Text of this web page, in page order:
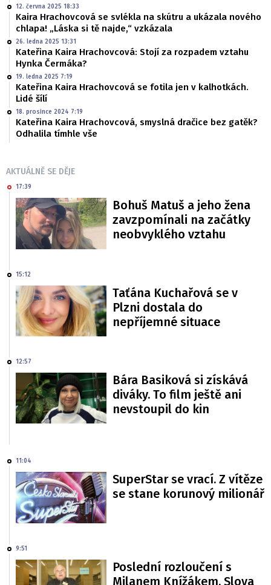
12. června 2025 18:33
Kaira Hrachovcová se svlékla na skútru a ukázala nového
chlapa! „Láska si tě najde,“ vzkázala
26. ledna 2025 13:31
Kateřina Kaira Hrachovcová: Stojí za rozpadem vztahu
Hynka Čermáka?
19. ledna 2025 7:19
Kateřina Kaira Hrachovcová se fotila jen v kalhotkách.
Lidé šílí
18. prosince 2024 7:19
Kateřina Kaira Hrachovcová, smyslná dračice bez gatěk?
Odhalila tímhle vše
AKTUÁLNĚ SE DĚJE
17:39
Bohuš Matuš a jeho žena
zavzpomínali na začátky
neobvyklého vztahu
15:12
Taťána Kuchařová se v
Plzni dostala do
nepříjemné situace
12:57
Bára Basiková si získává
diváky. To film ještě ani
nevstoupil do kin
11:04
SuperStar se vrací. Z vítěze
se stane korunový milionář
9:51
Poslední rozloučení s
Milanem Knížákem. Slova